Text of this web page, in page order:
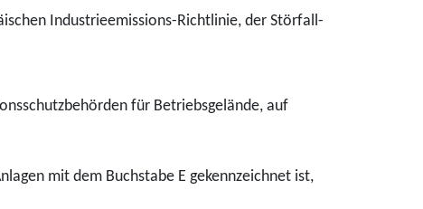
Industrieemissions-Richtlinie, der Störfall-
für Betriebsgelände, auf
mit dem Buchstabe E gekennzeichnet ist,